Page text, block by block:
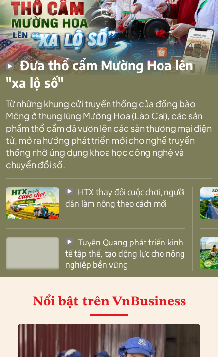
Đưa thổ cẩm Mường Hoa lên
"xa lộ số"
Từ những khung cửi truyền thống của đồng bào
Mông ở thung lũng Mường Hoa (Lào Cai), các sản
phẩm thổ cẩm đã vươn lên các sàn thương mại điện
tử, mở ra hướng phát triển mới cho nghề truyền
thống nhờ ứng dụng khoa học công nghệ và
chuyển đổi số.
dân làm nông theo cách mới
tế tập thể, tạo động lực cho nông
nghiệp bền vững
Nổi bật trên VnBusiness